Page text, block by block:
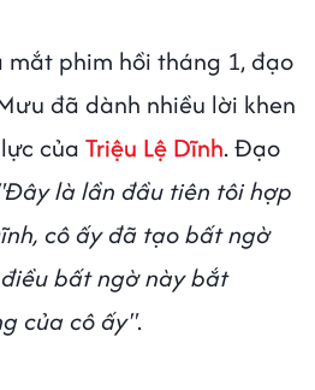
mắt phim hồi tháng 1, đạo
đã dành nhiều lời khen
của Triệu Lệ Dĩnh. Đạo
là lần đầu tiên tôi hợp
cô ấy đã tạo bất ngờ
bất ngờ này bắt
của cô ấy".